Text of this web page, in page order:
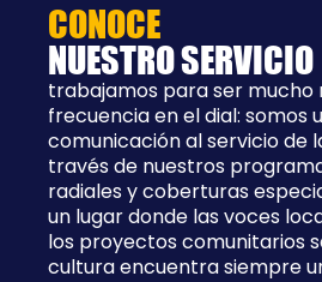
CONOCE
NUESTRO SERVICIO
trabajamos para ser mucho
frecuencia en el dial: somos
comunicación al servicio de
través de nuestros
radiales y coberturas
un lugar donde las voces
los proyectos comunitarios
cultura encuentra siempre